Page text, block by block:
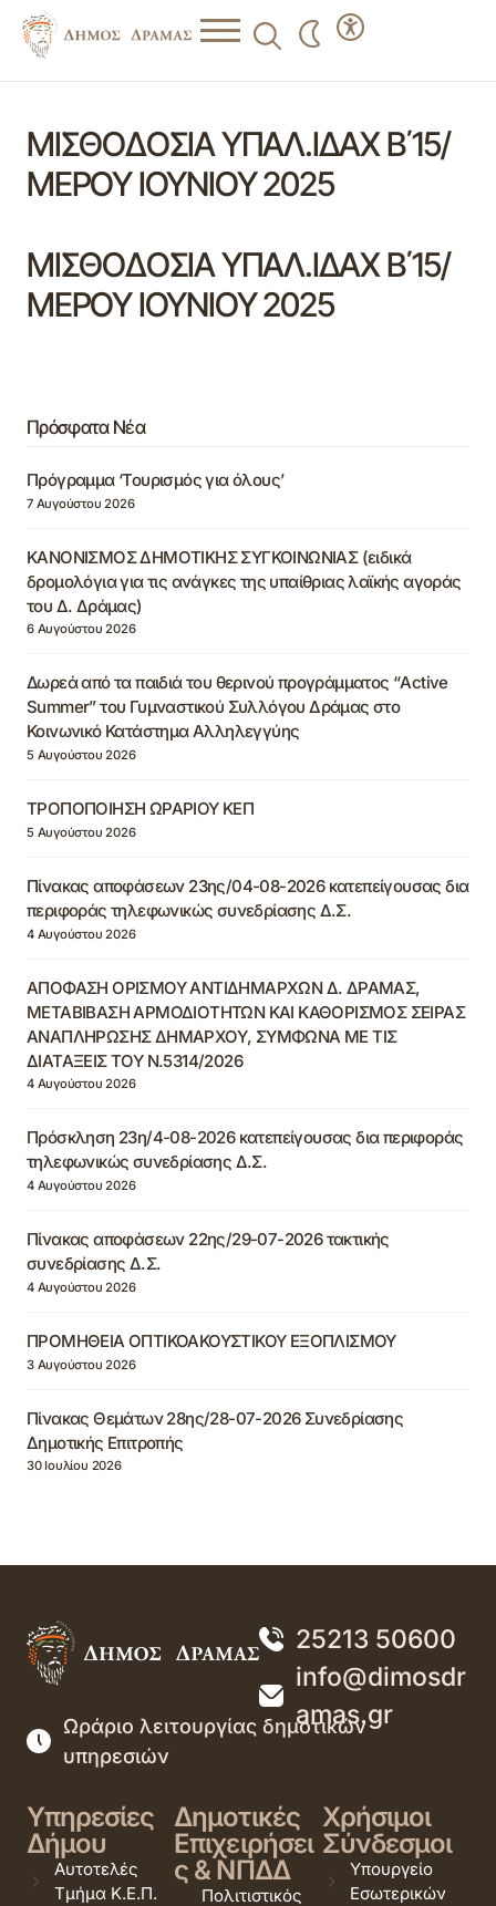
ΜΙΣΘΟΔΟΣΙΑ ΥΠΑΛ.ΙΔΑΧ Β΄15/
ΜΕΡΟΥ ΙΟΥΝΙΟΥ 2025
ΜΙΣΘΟΔΟΣΙΑ ΥΠΑΛ.ΙΔΑΧ Β΄15/
ΜΕΡΟΥ ΙΟΥΝΙΟΥ 2025
Πρόσφατα Νέα
Πρόγραμμα ‘Τουρισμός για όλους’
7 Αυγούστου 2026
ΚΑΝΟΝΙΣΜΟΣ ΔΗΜΟΤΙΚΗΣ ΣΥΓΚΟΙΝΩΝΙΑΣ (ειδικά
δρομολόγια για τις ανάγκες της υπαίθριας λαϊκής αγοράς
του Δ. Δράμας)
6 Αυγούστου 2026
Δωρεά από τα παιδιά του θερινού προγράμματος “Active
Summer” του Γυμναστικού Συλλόγου Δράμας στο
Κοινωνικό Κατάστημα Αλληλεγγύης
5 Αυγούστου 2026
ΤΡΟΠΟΠΟΙΗΣΗ ΩΡΑΡΙΟΥ ΚΕΠ
5 Αυγούστου 2026
Πίνακας αποφάσεων 23ης/04-08-2026 κατεπείγουσας δια
περιφοράς τηλεφωνικώς συνεδρίασης Δ.Σ.
4 Αυγούστου 2026
ΑΠΟΦΑΣΗ ΟΡΙΣΜΟΥ ΑΝΤΙΔΗΜΑΡΧΩΝ Δ. ΔΡΑΜΑΣ,
ΜΕΤΑΒΙΒΑΣΗ ΑΡΜΟΔΙΟΤΗΤΩΝ ΚΑΙ ΚΑΘΟΡΙΣΜΟΣ ΣΕΙΡΑΣ
ΑΝΑΠΛΗΡΩΣΗΣ ΔΗΜΑΡΧΟΥ, ΣΥΜΦΩΝΑ ΜΕ ΤΙΣ
ΔΙΑΤΑΞΕΙΣ ΤΟΥ Ν.5314/2026
4 Αυγούστου 2026
Πρόσκληση 23η/4-08-2026 κατεπείγουσας δια περιφοράς
τηλεφωνικώς συνεδρίασης Δ.Σ.
4 Αυγούστου 2026
Πίνακας αποφάσεων 22ης/29-07-2026 τακτικής
συνεδρίασης Δ.Σ.
4 Αυγούστου 2026
ΠΡΟΜΗΘΕΙΑ ΟΠΤΙΚΟΑΚΟΥΣΤΙΚΟΥ ΕΞΟΠΛΙΣΜΟΥ
3 Αυγούστου 2026
Πίνακας Θεμάτων 28ης/28-07-2026 Συνεδρίασης
Δημοτικής Επιτροπής
30 Ιουλίου 2026
25213 50600
info@dimosdr
amas.gr
Ωράριο λειτουργίας δημοτικών
υπηρεσιών
Υπηρεσίες
Δήμου
Αυτοτελές
Τμήμα Κ.Ε.Π.
Δημοτικές
Επιχειρήσει
ς & ΝΠΔΔ
Πολιτιστικός
Χρήσιμοι
Σύνδεσμοι
Υπουργείο
Εσωτερικών